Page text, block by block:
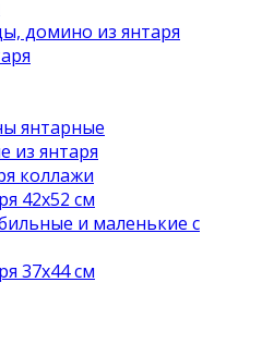
домино из янтаря
янтарные
из янтаря
коллажи
42х52 см
и маленькие с
37х44 см